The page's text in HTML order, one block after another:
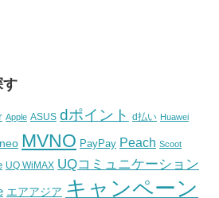
す
Apple ASUS dポイント d払い Huawei
MVNO PayPay Peach Scoot
UQ WiMAX UQコミュニケーション
エアアジア キャンペーン